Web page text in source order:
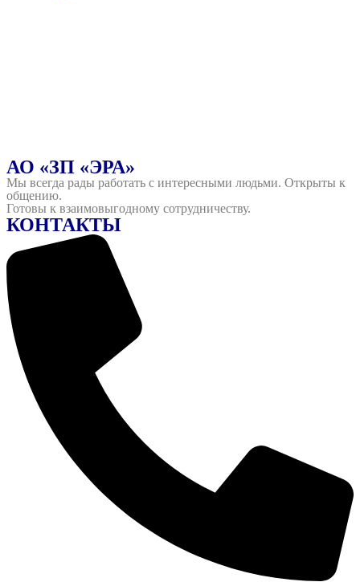
АО «ЗП «ЭРА»
Мы всегда рады работать с интересными людьми. Открыты к
общению.
Готовы к взаимовыгодному сотрудничеству.
КОНТАКТЫ